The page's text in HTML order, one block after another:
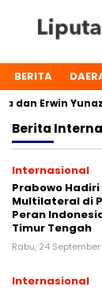
BERITA
Erwin
Berita
Internasional
Prabowo
Multilateral di
Peran
Timur Tengah
Rabu, 24
Internasional